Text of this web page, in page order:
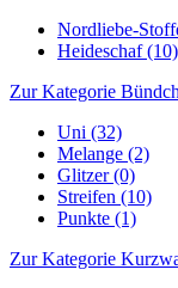
Nordliebe-
Heideschaf (10)
Zur Kategorie
Uni (32)
Melange (2)
Glitzer (0)
Streifen (10)
Punkte (1)
Zur Kategorie